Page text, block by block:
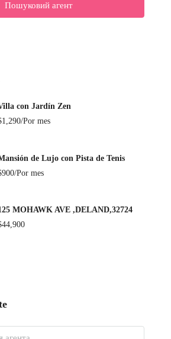
Пошуковий агент
con Jardín Zen
Por mes
de Lujo con Pista de Tenis
Por mes
MOHAWK AVE ,DELAND,32724